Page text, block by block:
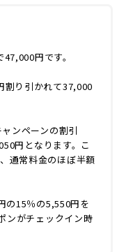
円です。
り引かれて37,000
ンペーンの割引
円となります。こ
通常料金のほぼ半額
の15％の5,550円を
ンがチェックイン時